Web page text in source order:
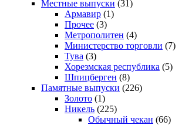
Местные выпуски (31)
Армавир (1)
Прочее (3)
Метрополитен (4)
Министерство торговли (7)
Тува (3)
Хорезмская республика (5)
Шпицберген (8)
Памятные выпуски (226)
Золото (1)
Никель (225)
Обычный чекан (66)